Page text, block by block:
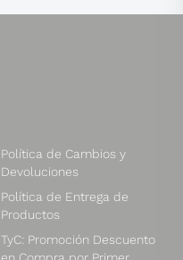
Política de Cambios y
Devoluciones
Política de Entrega de
Productos
TyC: Promoción Descuento